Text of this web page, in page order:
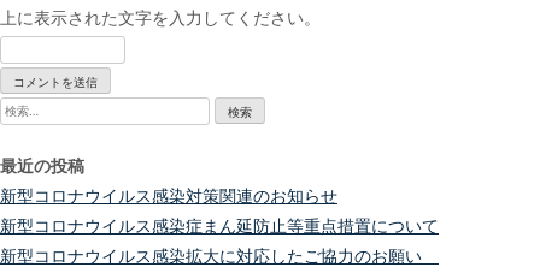
上に表示された文字を入力してください。
検
最近の投稿
新型コロナウイルス感染対策関連のお知らせ
新型コロナウイルス感染症まん延防止等重点措置について
新型コロナウイルス感染拡大に対応したご協力のお願い